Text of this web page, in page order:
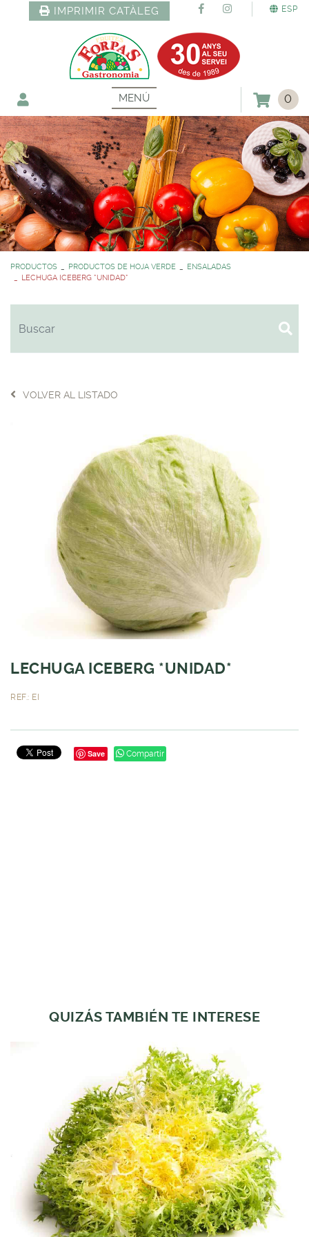
ESP
IMPRIMIR CATÀLEG
MENÚ 0
PRODUCTOS PRODUCTOS DE HOJA VERDE
ENSALADAS
LECHUGA ICEBERG *UNIDAD*
VOLVER AL LISTADO
LECHUGA ICEBERG *UNIDAD*
REF.: EI
Save Compartir
QUIZÁS TAMBIÉN TE INTERESE